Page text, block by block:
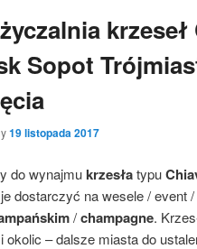
Sopot
19 listopada 2017
do wynajmukrzesłatypu
dostarczyć na wesele / event
/champagne.
okolic – dalsze miasta do